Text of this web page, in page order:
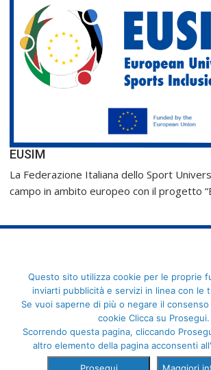
EUSIM
La Federazione Italiana dello Sport
campo in ambito europeo con il progetto
FederCUSI: Federazione Italiana dello
Angelo Brofferio, 7 - 00195 Roma -
Questo sito utilizza cookie per le proprie
inviarti pubblicità e servizi in linea con le
Se vuoi saperne di più o negare il
cookie Clicca su Prosegui.
Scorrendo questa pagina, cliccando
altro elemento della pagina acconsenti